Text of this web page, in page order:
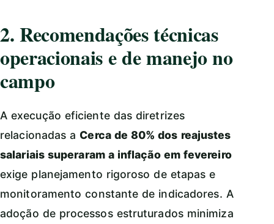
2. Recomendações técnicas
operacionais e de manejo no
campo
A execução eficiente das diretrizes
relacionadas aCerca de 80% dos reajustes
salariais superaram a inflação em fevereiro
exige planejamento rigoroso de etapas e
monitoramento constante de indicadores. A
adoção de processos estruturados minimiza